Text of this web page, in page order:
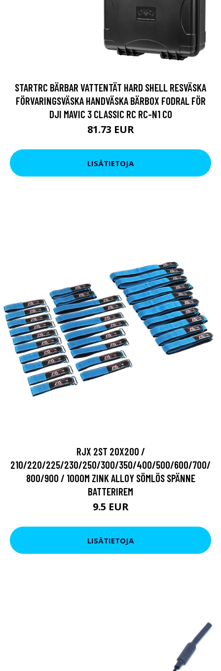
STARTRC BÄRBAR VATTENTÄT HARD SHELL RESVÄSKA
FÖRVARINGSVÄSKA HANDVÄSKA BÄRBOX FODRAL FÖR
DJI MAVIC 3 CLASSIC RC RC-N1 CO
81.73 EUR
LISÄTIETOJA
RJX 2ST 20X200 /
210/220/225/230/250/300/350/400/500/600/700/
800/900 / 1000M ZINK ALLOY SÖMLÖS SPÄNNE
BATTERIREM
9.5 EUR
LISÄTIETOJA